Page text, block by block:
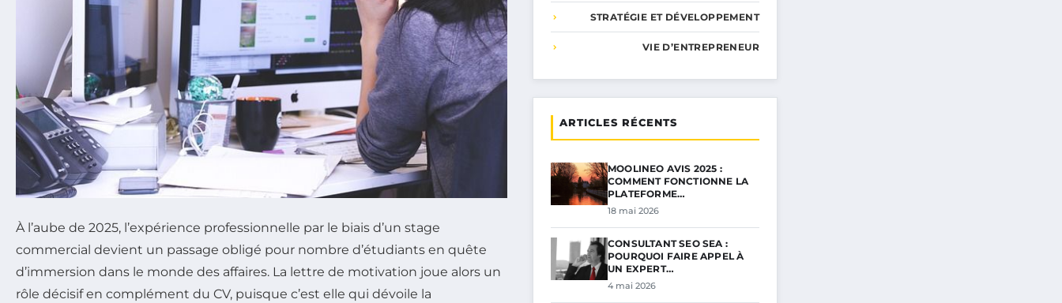
À l’aube de 2025, l’expérience professionnelle par le biais d’un stage
commercial devient un passage obligé pour nombre d’étudiants en quête
d’immersion dans le monde des affaires. La lettre de motivation joue alors un
rôle décisif en complément du CV, puisque c’est elle qui dévoile la
STRATÉGIE ET DÉVELOPPEMENT
VIE D’ENTREPRENEUR
ARTICLES RÉCENTS
MOOLINEO AVIS 2025 :
COMMENT FONCTIONNE LA
PLATEFORME…
18 mai 2026
CONSULTANT SEO SEA :
POURQUOI FAIRE APPEL À
UN EXPERT…
4 mai 2026